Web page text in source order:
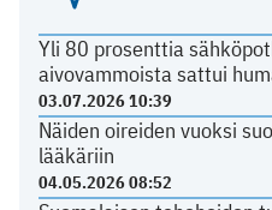
Yli 80 prosenttia
aivovammoista sattui
03.07.2026 10:39
Näiden oireiden vuoksi
lääkäriin
04.05.2026 08:52